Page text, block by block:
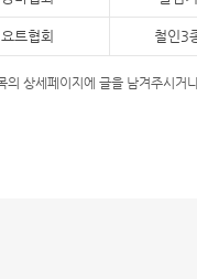
요트협회 철인3
의 상세페이지에 글을 남겨주시거